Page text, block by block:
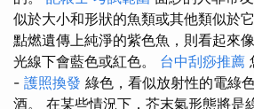
似於大小和形狀的魚類或其他類似於
點燃遺傳上純淨的紫色魚，則看起來
光線下會藍色或紅色。 台中刮痧推薦
- 護照換發 綠色，看似放射性的電綠
酒。 在某些情況下，芥末氣形態將是